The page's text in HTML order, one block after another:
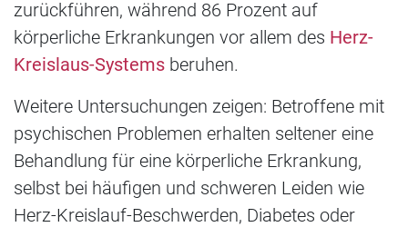
zurückführen, während 86 Prozent auf
körperliche Erkrankungen vor allem des Herz-
Kreislaus-Systems beruhen.
Weitere Untersuchungen zeigen: Betroffene mit
psychischen Problemen erhalten seltener eine
Behandlung für eine körperliche Erkrankung,
selbst bei häufigen und schweren Leiden wie
Herz-Kreislauf-Beschwerden, Diabetes oder